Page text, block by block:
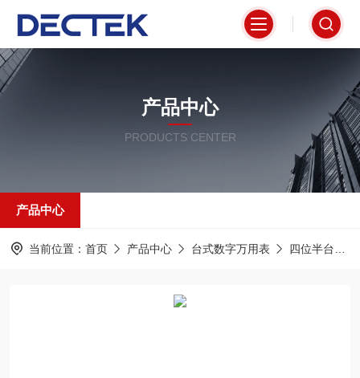
产品中心
PRODUCTS CENTER
产品中心
当前位置： 首页 产品中心 台式数字万用表 四位半台式万用表